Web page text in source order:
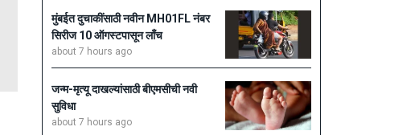
मुंबईत दुचाकींसाठी नवीन MH01FL नंबर
सिरीज 10 ऑगस्टपासून लाँच
about 7 hours ago
जन्म-मृत्यू दाखल्यांसाठी बीएमसीची नवी
सुविधा
about 7 hours ago